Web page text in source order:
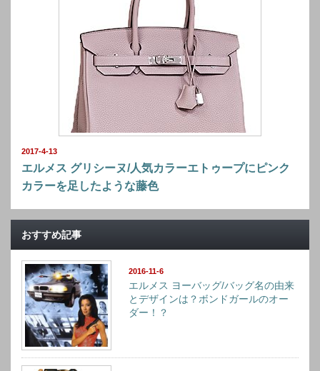
2017-4-13
エルメス グリシーヌ/人気カラーエトゥープにピンク
カラーを足したような藤色
おすすめ記事
2016-11-6
エルメス ヨーバッグ/バッグ名の由来
とデザインは？ボンドガールのオー
ダー！？